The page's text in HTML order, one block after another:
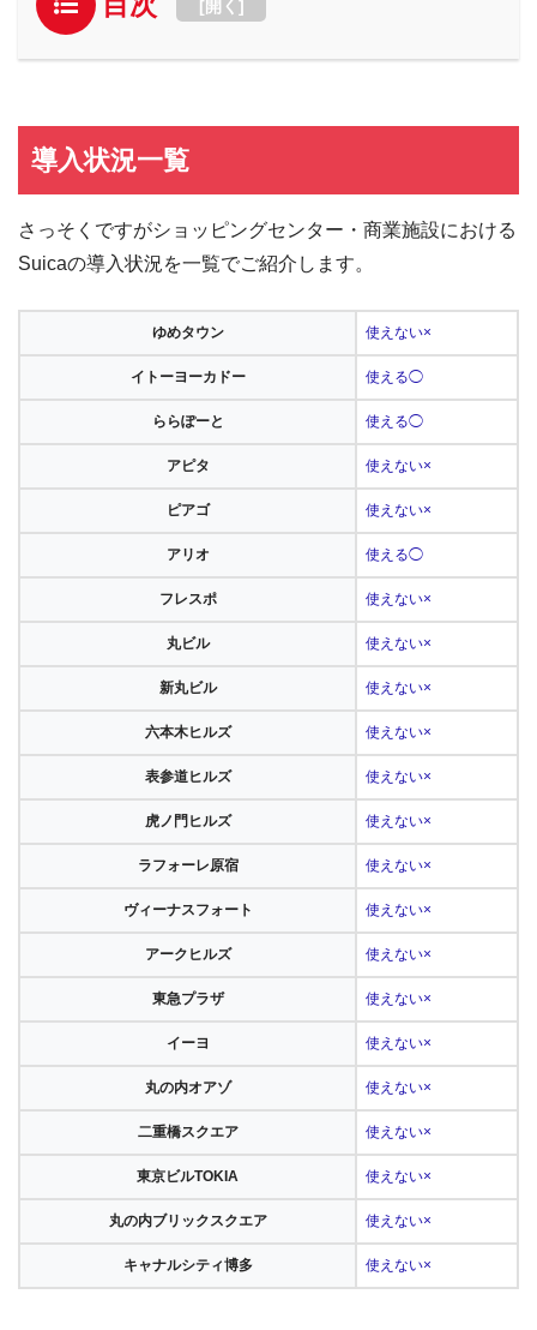
[開く ]
導入状況一覧
さっそくですがショッピングセンター・商業施設における
Suicaの導入状況を一覧でご紹介します。
ゆめタウン 使えない×
イトーヨーカドー 使える◯
ららぽーと 使える◯
アピタ 使えない×
ピアゴ 使えない×
アリオ 使える◯
フレスポ 使えない×
丸ビル 使えない×
新丸ビル 使えない×
六本木ヒルズ 使えない×
表参道ヒルズ 使えない×
虎ノ門ヒルズ 使えない×
ラフォーレ原宿 使えない×
ヴィーナスフォート 使えない×
アークヒルズ 使えない×
東急プラザ 使えない×
イーヨ 使えない×
丸の内オアゾ 使えない×
二重橋スクエア 使えない×
東京ビルTOKIA 使えない×
丸の内ブリックスクエア 使えない×
キャナルシティ博多 使えない×